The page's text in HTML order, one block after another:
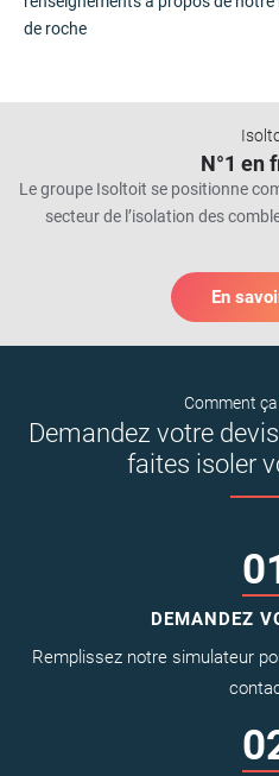
de roche
N°1 en
Le groupe Isoltoit se positionne
secteur de l’isolation des
En
Comment
Demandez votre
faites isoler
DEMANDEZ
Remplissez notre simulateur